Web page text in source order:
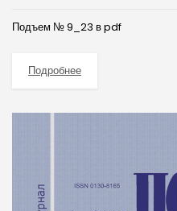
Подъем № 9_23 в pdf
Подробнее